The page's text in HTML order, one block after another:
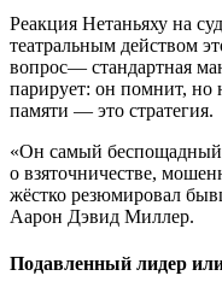
Реакция Нетаньяху на
театральным действом
вопрос— стандартная
парирует: он помнит, но
памяти — это стратегия.
«Он самый беспощадный
о взяточничестве,
жёстко резюмировал
Аарон Дэвид Миллер.
Подавленный лидер